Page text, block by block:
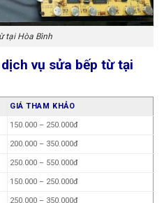
tại Hòa Bình
vụ sửa bếp từ tại
GIÁ THAM KHẢO
150.000 – 250.000đ
200.000 – 350.000đ
250.000 – 550.000đ
150.000 – 250.000đ
250.000 – 350.000đ